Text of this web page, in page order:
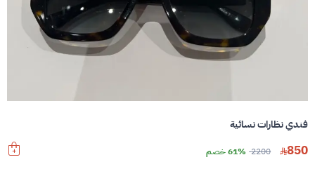
فندي نظارات نسائية
850
2200 61% خصم